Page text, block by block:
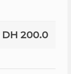
DH 200.0